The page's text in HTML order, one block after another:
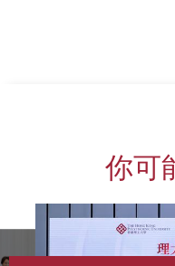
你可